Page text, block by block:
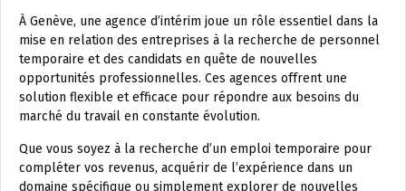
À Genève, une agence d’intérim joue un rôle essentiel dans la
mise en relation des entreprises à la recherche de personnel
temporaire et des candidats en quête de nouvelles
opportunités professionnelles. Ces agences offrent une
solution flexible et efficace pour répondre aux besoins du
marché du travail en constante évolution.
Que vous soyez à la recherche d’un emploi temporaire pour
compléter vos revenus, acquérir de l’expérience dans un
domaine spécifique ou simplement explorer de nouvelles